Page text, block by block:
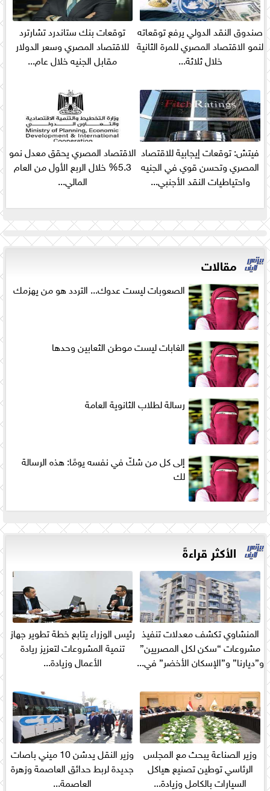
صندوق النقد الدولي يرفع توقعاته
لنمو الاقتصاد المصري للمرة الثانية
خلال ثلاثة...
توقعات بنك ستاندرد تشارترد
للاقتصاد المصري وسعر الدولار
مقابل الجنيه خلال عام...
فيتش: توقعات إيجابية للاقتصاد
المصري وتحسن قوي في الجنيه
واحتياطيات النقد الأجنبي...
الاقتصاد المصري يحقق معدل نمو
5.3% خلال الربع الأول من العام
المالي...
مقالات
الصعوبات ليست عدوك... التردد هو من يهزمك
الغابات ليست موطن الثعابين وحدها
رسالة لطلاب الثانوية العامة
إلى كل من شكّ في نفسه يومًا: هذه الرسالة
لك
الأكثر قراءةً
المنشاوي تكشف معدلات تنفيذ
مشروعات “سكن لكل المصريين”
و”ديارنا” و”الإسكان الأخضر” في...
رئيس الوزراء يتابع خطة تطوير جهاز
تنمية المشروعات لتعزيز ريادة
الأعمال وزيادة...
وزير الصناعة يبحث مع المجلس
الرئاسي توطين تصنيع هياكل
السيارات بالكامل وزيادة...
وزير النقل يدشن 10 ميني باصات
جديدة لربط حدائق العاصمة وزهرة
العاصمة...